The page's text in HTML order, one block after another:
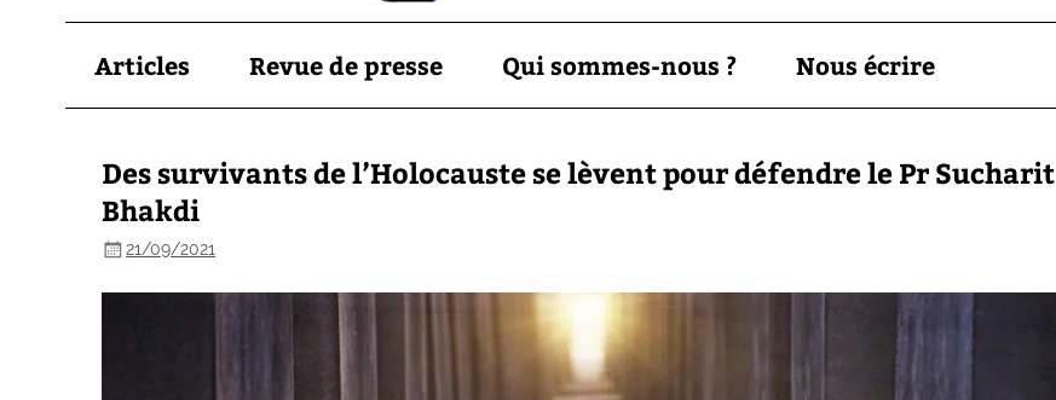
Articles Revue de presse Qui sommes-nous ? Nous écrire
Des survivants de l’Holocauste se lèvent pour défendre le Pr Sucharit
Bhakdi
21/09/2021